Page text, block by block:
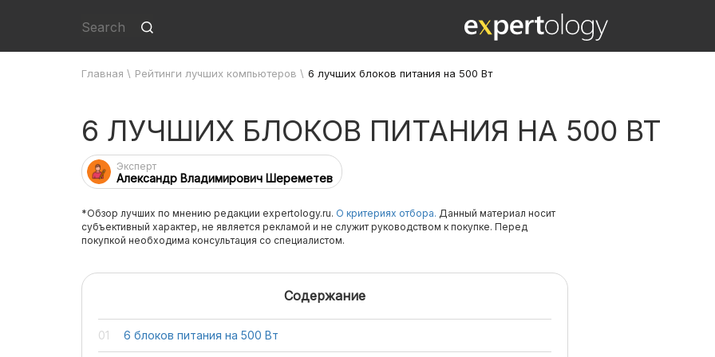
Главная \ Рейтинги лучших компьютеров \ 6 лучших блоков питания на 500 Вт
6 ЛУЧШИХ БЛОКОВ ПИТАНИЯ НА 500 ВТ
Эксперт
Александр Владимирович Шереметев
*Обзор лучших по мнению редакции expertology.ru. О критериях отбора. Данный материал носит
субъективный характер, не является рекламой и не служит руководством к покупке. Перед
покупкой необходима консультация со специалистом.
Содержание
6 блоков питания на 500 Вт